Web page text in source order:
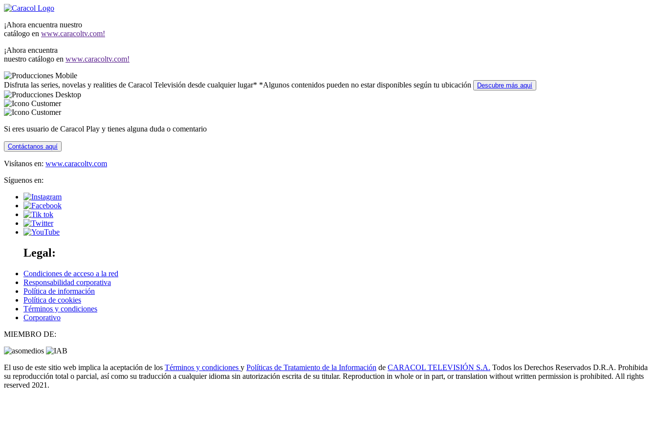
¡Ahora encuentra nuestro
catálogo en www.caracoltv.com!
¡Ahora encuentra
nuestro catálogo en www.caracoltv.com!
Disfruta las series, novelas y realities de Caracol Televisión desde cualquier lugar* *Algunos contenidos pueden no estar disponibles según tu ubicación Descubre más aquí
Si eres usuario de Caracol Play y tienes alguna duda o comentario
Contáctanos aquí
Visítanos en: www.caracoltv.com
Síguenos en:
Legal:
Condiciones de acceso a la red
Responsabilidad corporativa
Política de información
Política de cookies
Términos y condiciones
Corporativo
MIEMBRO DE:
El uso de este sitio web implica la aceptación de los Términos y condiciones y Políticas de Tratamiento de la Información de CARACOL TELEVISIÓN S.A. Todos los Derechos Reservados D.R.A. Prohibida
su reproducción total o parcial, así como su traducción a cualquier idioma sin autorización escrita de su titular. Reproduction in whole or in part, or translation without written permission is prohibited. All rights
reserved 2021.